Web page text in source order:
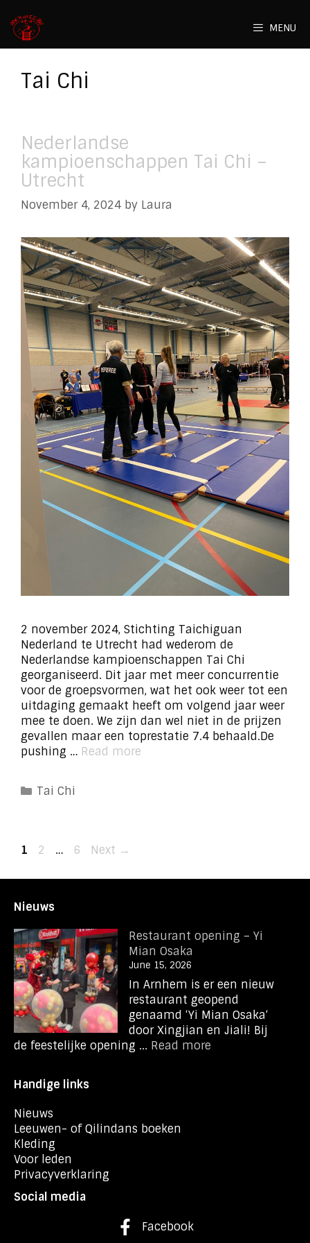
to
content
MENU
Tai Chi
Nederlandse
kampioenschappen Tai Chi –
Utrecht
November 4, 2024 by Laura
2 november 2024, Stichting Taichiguan
Nederland te Utrecht had wederom de
Nederlandse kampioenschappen Tai Chi
georganiseerd. Dit jaar met meer concurrentie
voor de groepsvormen, wat het ook weer tot een
uitdaging gemaakt heeft om volgend jaar weer
mee te doen. We zijn dan wel niet in de prijzen
gevallen maar een toprestatie 7.4 behaald.De
pushing … Read more
Categories
Tai Chi
Page
1 Page
2 … Page
6 Next →
Nieuws
Restaurant opening – Yi
Mian Osaka
June 15, 2026
In Arnhem is er een nieuw
restaurant geopend
genaamd ‘Yi Mian Osaka‘
door Xingjian en Jiali! Bij
de feestelijke opening ... Read more
Handige links
Nieuws
Leeuwen- of Qilindans boeken
Kleding
Voor leden
Privacyverklaring
Social media
Facebook